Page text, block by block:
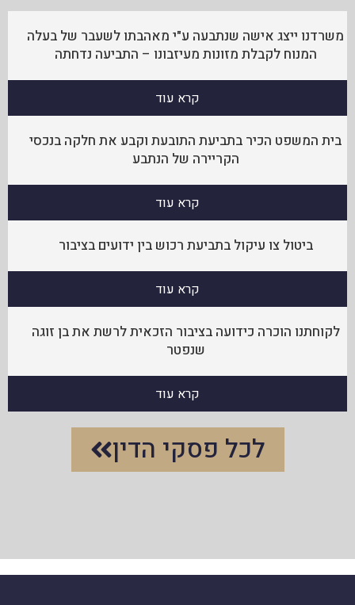
משרדנו ייצג אישה שנתבעה ע"י מאהבתו לשעבר של בעלה
המנוח לקבלת מזונות מעיזבונו – התביעה נדחתה
קרא עוד
בית המשפט הכיר בתביעת התובעת וקבע את חלקה בנכסי
הקריירה של הנתבע
קרא עוד
ביטול צו עיקול בתביעת רכוש בין ידועים בציבור
קרא עוד
לקוחתנו הוכרה כידועה בציבור הזכאית לרשת את בן זוגה
שנפטר
קרא עוד
לכל פסקי הדין